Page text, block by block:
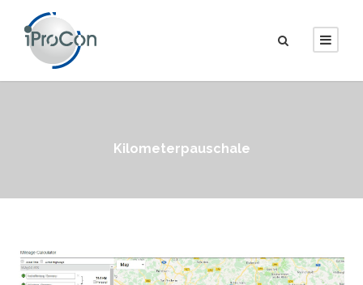
Kilometerpauschale